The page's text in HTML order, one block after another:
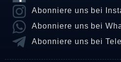
Abonniere uns bei
Abonniere uns bei
Abonniere uns bei